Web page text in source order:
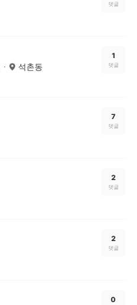
댓글
석촌동
1
댓글
7
댓글
2
댓글
2
댓글
0